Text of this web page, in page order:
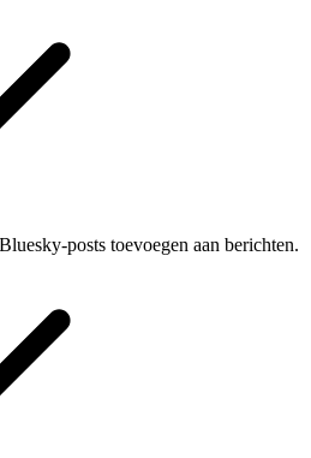
posts toevoegen aan berichten.